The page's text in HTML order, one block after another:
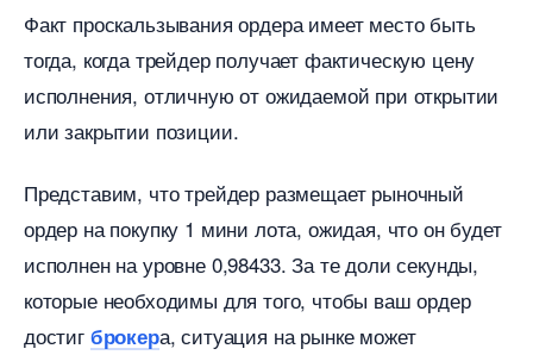
Факт проскальзывания ордера имеет место быть
тогда, когда трейдер получает фактическую цену
исполнения, отличную от ожидаемой при открытии
или закрытии позиции.
Представим, что трейдер размещает рыночный
ордер на покупку 1 мини лота, ожидая, что он будет
исполнен на уровне 0,98433. За те доли секунды,
которые необходимы для того, чтобы ваш ордер
дости рокера, ситуация на рынке может